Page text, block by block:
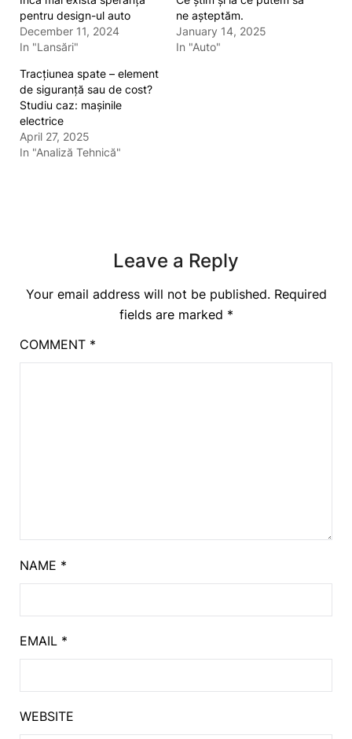
pentru design-ul auto
December 11, 2024
In "Lansări"
ne așteptăm.
January 14, 2025
In "Auto"
Tracțiunea spate – element
de siguranță sau de cost?
Studiu caz: mașinile
electrice
April 27, 2025
In "Analiză Tehnică"
Leave a Reply
Your email address will not be published. Required
fields are marked *
COMMENT *
NAME *
EMAIL *
WEBSITE